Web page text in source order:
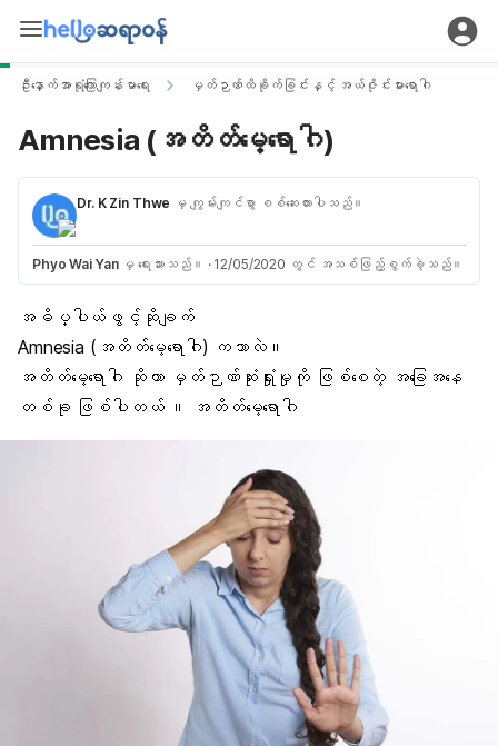
ဦးနှောက်အာရုံကြောကျန်းမာရေး မှတ်ဉာဏ်ထိခိုက်ခြင်းနှင့် အယ်ဇိုင်းမားရောဂါ
Amnesia (အတိတ်မေ့ရောဂါ)
Dr. K Zin Thwe မှ ကျွမ်းကျင်စွာ စစ်ဆေးထားပါသည်။
Phyo Wai Yanမှ ရေးသားသည်။ · 12/05/2020 တွင် အသစ်ဖြည့်စွက်ခဲ့သည်။
အဓိပ္ပါယ်ဖွင့်ဆိုချက်
Amnesia (အတိတ်မေ့ရောဂါ) ကဘာလဲ။
အတိတ်မေ့ရောဂါ ဆိုတာ မှတ်ဉာဏ်ဆုံးရှုံးမှုကို ဖြစ်စေတဲ့ အခြေအနေ
တစ်ခု ဖြစ်ပါတယ် ။ အတိတ်မေ့ရောဂါ